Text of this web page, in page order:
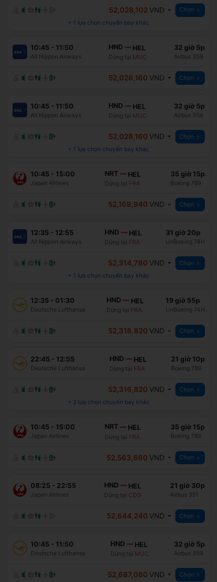
52,028,102 VND
Chọn
+ 1 lựa chọn chuyến bay khác
10:45 - 11:50
All Nippon Airways
HND HEL
Dừng tại MUC
32 giờ 5p
Airbus 359
52,028,160 VND Chọn
10:45 - 11:50
All Nippon Airways
HND HEL
Dừng tại MUC
32 giờ 5p
Airbus 359
52,028,160 VND
Chọn
+ 1 lựa chọn chuyến bay khác
10:45 - 15:00
Japan Airlines
NRT HEL
Dừng tại FRA
35 giờ 15p
Boeing 789
52,169,940 VND Chọn
12:35 - 12:55
All Nippon Airways
HND HEL
Dừng tại FRA
31 giờ 20p
UnBoeing 74H
52,314,780 VND
Chọn
+ 1 lựa chọn chuyến bay khác
12:35 - 01:30
Deutsche Lufthansa
HND HEL
Dừng tại FRA
19 giờ 55p
UnBoeing 74H
52,316,820 VND Chọn
22:45 - 12:55
Deutsche Lufthansa
HND HEL
Dừng tại FRA
21 giờ 10p
Boeing 789
52,316,820 VND
Chọn
+ 2 lựa chọn chuyến bay khác
10:45 - 15:00
Japan Airlines
NRT HEL
Dừng tại FRA
35 giờ 15p
Boeing 789
52,563,660 VND Chọn
08:25 - 22:55
Japan Airlines
HND HEL
Dừng tại CDG
21 giờ 30p
Airbus 351
52,644,240 VND Chọn
10:45 - 11:50
Deutsche Lufthansa
HND HEL
Dừng tại MUC
32 giờ 5p
Airbus 359
52,687,080 VND
Chọn